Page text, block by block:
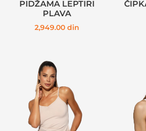
PIDŽAMA LEPTIRI
PLAVA
2,949.00 din